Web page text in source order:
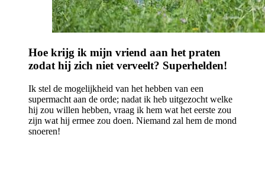
Hoe krijg ik mijn vriend aan het praten
zodat hij zich niet verveelt? Superhelden!
Ik stel de mogelijkheid van het hebben van een
supermacht aan de orde; nadat ik heb uitgezocht welke
hij zou willen hebben, vraag ik hem wat het eerste zou
zijn wat hij ermee zou doen. Niemand zal hem de mond
snoeren!